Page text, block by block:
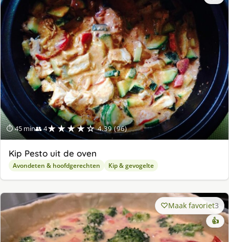
⏱ 45 min👥 4★★★★☆ 4.39 (96)
Kip Pesto uit de oven
Avondeten & hoofdgerechten Kip & gevogelte
Maak favoriet3
👍